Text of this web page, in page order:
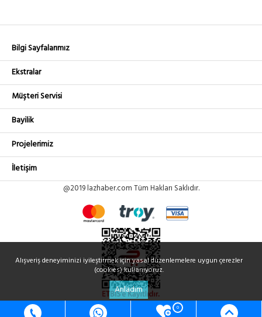
0
Bilgi Sayfalarımız
Ekstralar
Müşteri Servisi
Bayilik
Projelerimiz
İletişim
@2019 lazhaber.com Tüm Hakları Saklıdır.
Alışveriş deneyiminizi iyileştirmek için yasal düzenlemelere uygun çerezler
(cookies) kullanıyoruz.
Anladım